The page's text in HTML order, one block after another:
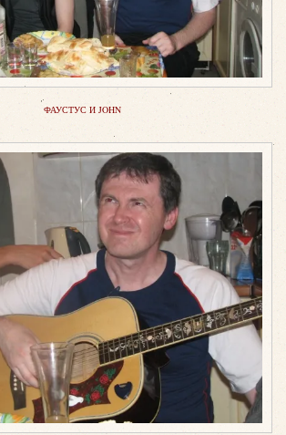
ФАУСТУС И JOHN